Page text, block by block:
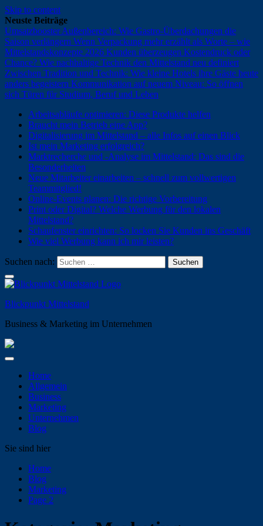
Skip to content
Neuste Beiträge
Umsatzbooster Außenbereich: Wie Gastro-Überdachungen die
Saison verlängern Wenn Verpackung mehr erzählt als Worte – wie
Mittelstandskonzepte 2026 Kunden überzeugen Kostendruck oder
Chance? Wie nachhaltige Technik den Mittelstand neu definiert
Zwischen Tradition und Technik: Wie kleine Hotels ihre Gäste heute
anders begeistern Kommunikation auf neuem Niveau: So öffnen
sich Türen für Studium, Beruf und Leben
Arbeitsabläufe optimieren: Diese Produkte helfen
Braucht mein Betrieb eine App?
Digitalisierung im Mittelstand – alle Infos auf einen Blick
Ist mein Marketing erfolgreich?
Marktrecherche und -Analyse im Mittelstand: Das sind die
Besonderheiten
Neue Mitarbeiter einarbeiten – schnell zum vollwertigen
Teammitglied!
Online-Events planen: Die richtige Vorbereitung
Print oder Digital? Welche Werbung für den lokalen
Mittelstand?
Schaufenster einrichten: So locken Sie Kunden ins Geschäft
Wie viel Werbung kann ich mir leisten?
Suchen nach:
Blickpunkt Mittelstand
Business & Marketing im Unternehmen
Home
Allgemein
Business
Marketing
Unternehmen
Blog
Sie sind hier
Home
Blog
Marketing
Page 2